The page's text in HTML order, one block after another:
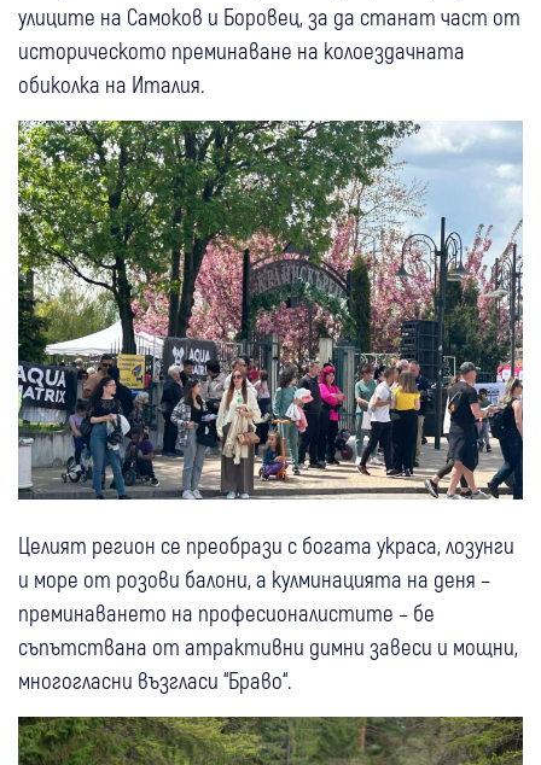
улиците на Самоков и Боровец, за да станат част от
историческото преминаване на колоездачната
обиколка на Италия.
Целият регион се преобрази с богата украса, лозунги
и море от розови балони, а кулминацията на деня –
преминаването на професионалистите – бе
съпътствана от атрактивни димни завеси и мощни,
многогласни възгласи “Браво“.